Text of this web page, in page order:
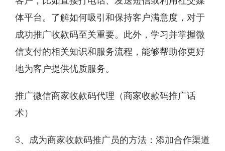
体平台。了解如何吸引和保持客户满意度，对于
成功推广收款码至关重要。此外，学习并掌握微
信支付的相关知识和服务流程，能够帮助你更好
地为客户提供优质服务。
推广微信商家收款码代理（商家收款码推广话
术）
3、成为商家收款码推广员的方法：添加合作渠道